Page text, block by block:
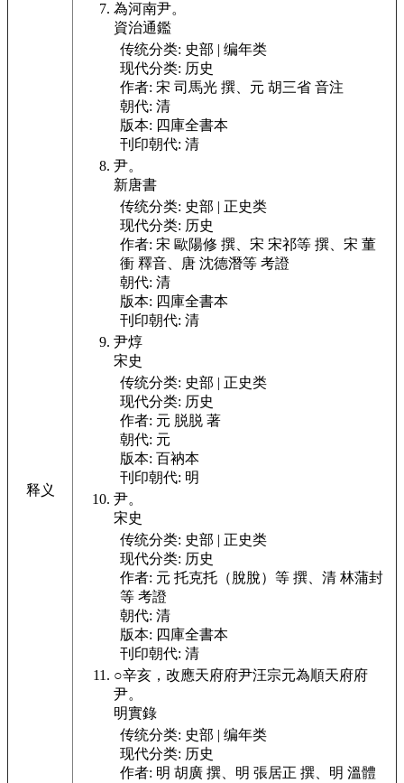
释义
為河南尹。
資治通鑑
传统分类: 史部 | 编年类
现代分类: 历史
作者: 宋 司馬光 撰、元 胡三省 音注
朝代: 清
版本: 四庫全書本
刊印朝代: 清
尹。
新唐書
传统分类: 史部 | 正史类
现代分类: 历史
作者: 宋 歐陽修 撰、宋 宋祁等 撰、宋 董
衝 釋音、唐 沈德潛等 考證
朝代: 清
版本: 四庫全書本
刊印朝代: 清
尹焞
宋史
传统分类: 史部 | 正史类
现代分类: 历史
作者: 元 脱脱 著
朝代: 元
版本: 百衲本
刊印朝代: 明
尹。
宋史
传统分类: 史部 | 正史类
现代分类: 历史
作者: 元 托克托（脫脫）等 撰、清 林蒲封
等 考證
朝代: 清
版本: 四庫全書本
刊印朝代: 清
○辛亥， 改應天府府尹汪宗元為順天府府
尹。
明實錄
传统分类: 史部 | 编年类
现代分类: 历史
作者: 明 胡廣 撰、明 張居正 撰、明 溫體